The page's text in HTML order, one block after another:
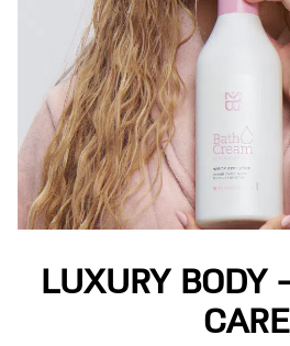
טיפוח הגוף- LUXURY BODY
CARE